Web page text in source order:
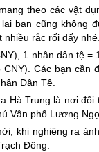
theo các vật
bạn cũng không
nhiều rắc rối đấy nhé.
1 nhân dân tệ =
Các bạn
Dân Tệ.
Hà Trung là nơi
Vân phố Lương
khi nghiêng ra
Đông.